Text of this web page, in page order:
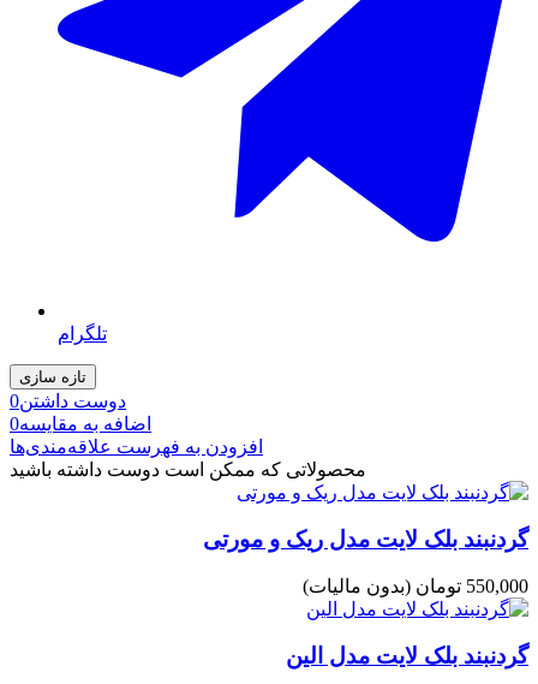
تلگرام
دوست داشتن0
اضافه به مقایسه0
افزودن به فهرست علاقه‌مندی‌ها
محصولاتی که ممکن است دوست داشته باشید
گردنبند بلک لایت مدل ریک و مورتی
550,000 تومان (بدون مالیات)
گردنبند بلک لایت مدل الین